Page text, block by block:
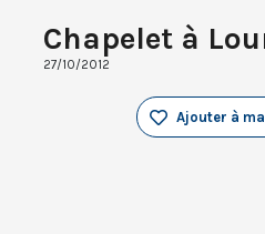
Chapelet à
27/10/2012
Ajouter à